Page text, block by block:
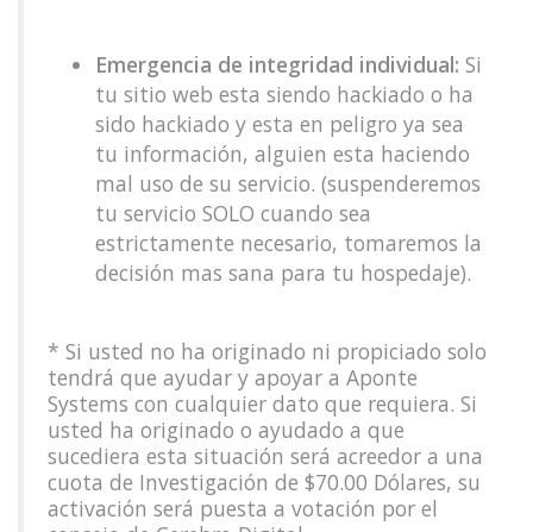
Emergencia de integridad individual: Si
tu sitio web esta siendo hackiado o ha
sido hackiado y esta en peligro ya sea
tu información, alguien esta haciendo
mal uso de su servicio. (suspenderemos
tu servicio SOLO cuando sea
estrictamente necesario, tomaremos la
decisión mas sana para tu hospedaje).
* Si usted no ha originado ni propiciado solo
tendrá que ayudar y apoyar a Aponte
Systems con cualquier dato que requiera. Si
usted ha originado o ayudado a que
sucediera esta situación será acreedor a una
cuota de Investigación de $70.00 Dólares, su
activación será puesta a votación por el